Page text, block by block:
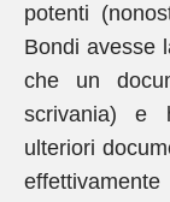
potenti
Bondi avesse
che un
scrivania) e
ulteriori